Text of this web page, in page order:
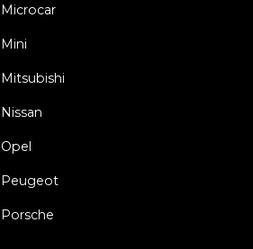
Microcar
Mini
Mitsubishi
Nissan
Opel
Peugeot
Porsche